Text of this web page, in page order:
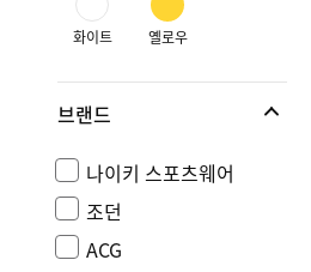
화이트 옐로우
브랜드
나이키 스포츠웨어
조던
ACG